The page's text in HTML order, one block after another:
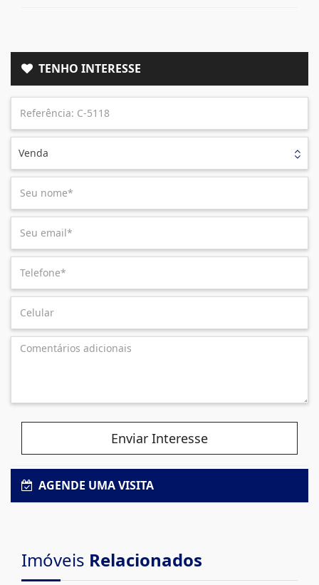
TENHO INTERESSE
Venda
Enviar Interesse
AGENDE UMA VISITA
Imóveis Relacionados